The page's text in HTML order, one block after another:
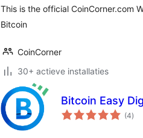
This is the official CoinCorner.com
Bitcoin
CoinCorner
30+ actieve installaties
Bitcoin Easy
(4)